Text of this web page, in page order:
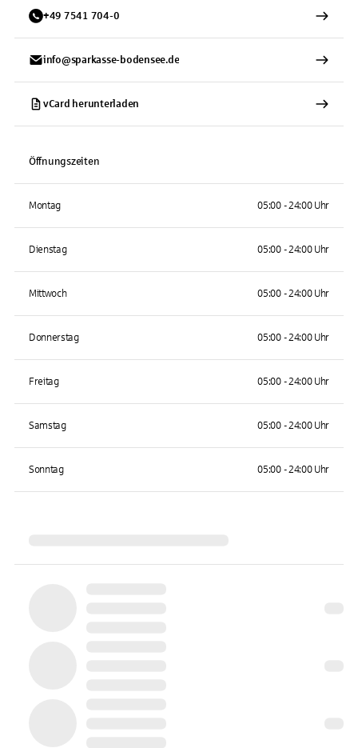
+49 7541 704-0
info@sparkasse-bodensee.de
vCard herunterladen
Öffnungszeiten
Montag 05:00 - 24:00 Uhr
Dienstag 05:00 - 24:00 Uhr
Mittwoch 05:00 - 24:00 Uhr
Donnerstag 05:00 - 24:00 Uhr
Freitag 05:00 - 24:00 Uhr
Samstag 05:00 - 24:00 Uhr
Sonntag 05:00 - 24:00 Uhr